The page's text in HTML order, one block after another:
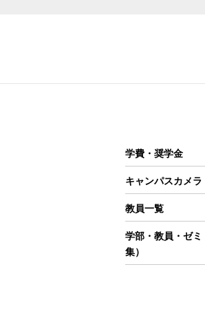
学費・奨学金
キャンパスカメラ
教員一覧
学部・教員・ゼミ
集）